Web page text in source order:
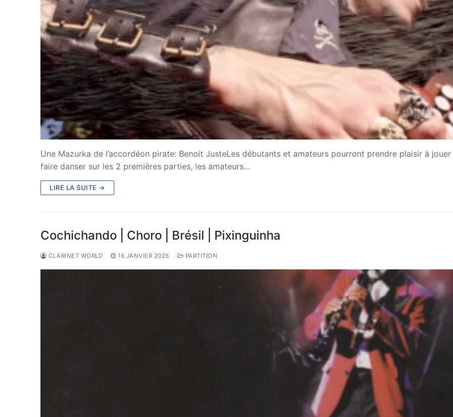
Une Mazurka de l’accordéon pirate: Benoit JusteLes débutants et amateurs pourront prendre plaisir à
faire danser sur les 2 premières parties, les amateurs…
LIRE LA SUITE →
Cochichando | Choro | Brésil | Pixinguinha
CLARINET WORLD 16 JANVIER 2025 PARTITION